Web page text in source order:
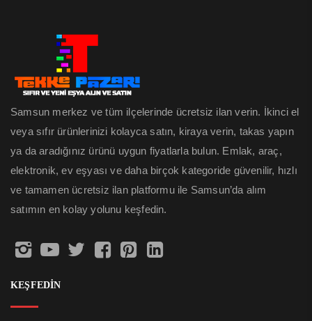
Samsun merkez ve tüm ilçelerinde ücretsiz ilan verin. İkinci el
veya sıfır ürünlerinizi kolayca satın, kiraya verin, takas yapın
ya da aradığınız ürünü uygun fiyatlarla bulun. Emlak, araç,
elektronik, ev eşyası ve daha birçok kategoride güvenilir, hızlı
ve tamamen ücretsiz ilan platformu ile Samsun’da alım
satımın en kolay yolunu keşfedin.
KEŞFEDİN